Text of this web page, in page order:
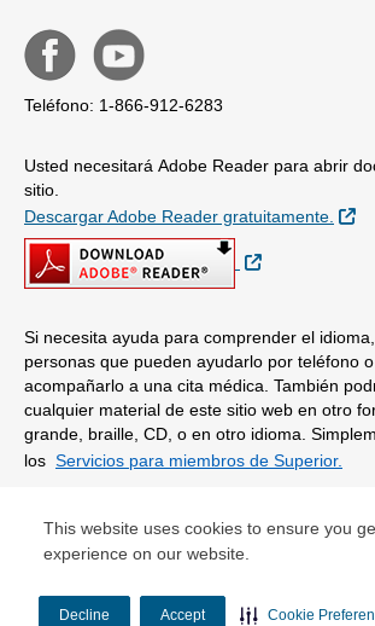
This website uses cookies to ensure you
experience on our website.
Decline Accept Cookie
Teléfono: 1-866-912-6283
Usted necesitará Adobe Reader para abrir
sitio.
Descargar Adobe Reader gratuitamente.
Sitio Externo
Si necesita ayuda para comprender el
personas que pueden ayudarlo por teléfono
acompañarlo a una cita médica. También
cualquier material de este sitio web en otro
grande, braille, CD, o en otro idioma.
los Servicios para miembros de Superior.
© Copyright 2026 Centene Corporation